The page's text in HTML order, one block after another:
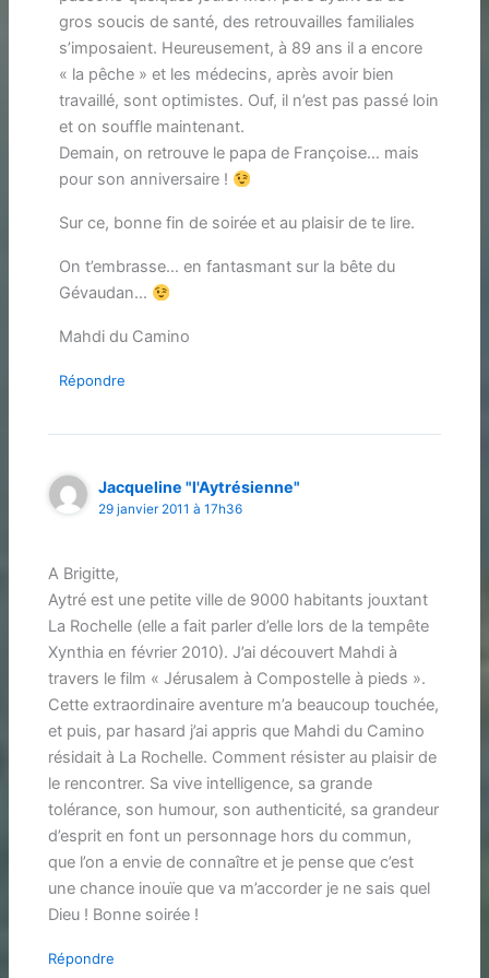
gros soucis de santé, des retrouvailles familiales
s’imposaient. Heureusement, à 89 ans il a encore
« la pêche » et les médecins, après avoir bien
travaillé, sont optimistes. Ouf, il n’est pas passé loin
et on souffle maintenant.
Demain, on retrouve le papa de Françoise… mais
pour son anniversaire !
Sur ce, bonne fin de soirée et au plaisir de te lire.
On t’embrasse… en fantasmant sur la bête du
Gévaudan…
Mahdi du Camino
Répondre
Jacqueline "l'Aytrésienne"
29 janvier 2011 à 17h36
A Brigitte,
Aytré est une petite ville de 9000 habitants jouxtant
La Rochelle (elle a fait parler d’elle lors de la tempête
Xynthia en février 2010). J’ai découvert Mahdi à
travers le film « Jérusalem à Compostelle à pieds ».
Cette extraordinaire aventure m’a beaucoup touchée,
et puis, par hasard j’ai appris que Mahdi du Camino
résidait à La Rochelle. Comment résister au plaisir de
le rencontrer. Sa vive intelligence, sa grande
tolérance, son humour, son authenticité, sa grandeur
d’esprit en font un personnage hors du commun,
que l’on a envie de connaître et je pense que c’est
une chance inouïe que va m’accorder je ne sais quel
Dieu ! Bonne soirée !
Répondre